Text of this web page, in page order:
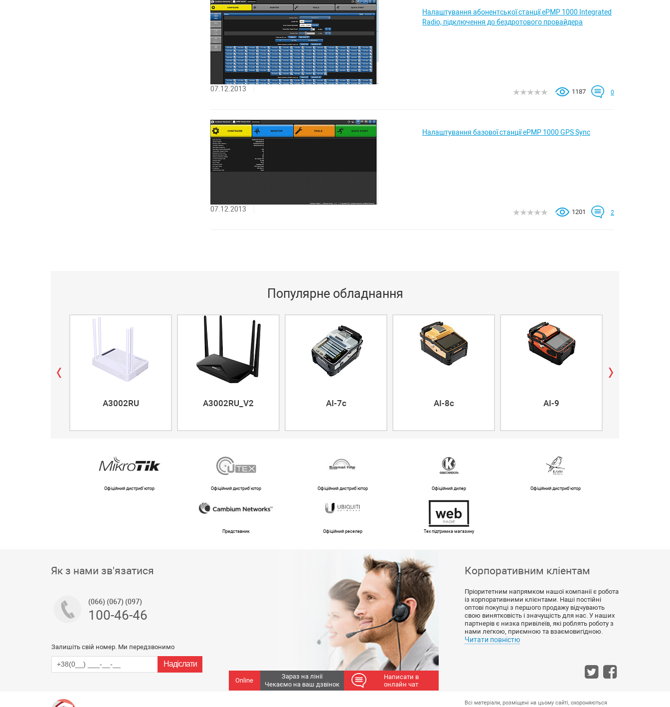
Налаштування абонентської станції ePMP 1000 Integrated
Radio, підключення до бездротового провайдера
07.12.2013 1187 0
Налаштування базової станції ePMP 1000 GPS Sync
07.12.2013 1201 2
Популярне обладнання
A3002RU A3002RU_V2 AI-7c AI-8c AI-9
Офіційний дистриб'ютор Офіційний дистриб'ютор Офіційний дистриб'ютор Офіційний дилер Офіційний дистриб'ютор
Представник Офіційний реселер Тех підтримка магазину
Як з нами зв'язатися
(066) (067) (097)
100-46-46
Залишіть свій номер. Ми передзвонимо
Корпоративним кліентам
Пріоритетним напрямком нашої компанії є робота
із корпоративними клієнтами. Наші постійні
оптові покупці з першого продажу відчувають
свою винятковість і значущість для нас. У наших
партнерів є низка привілеїв, які роблять роботу з
нами легкою, приємною та взаємовигідною.
Читати повністю
Online
Зараз на лінії
Чекаємо на ваш дзвінок
Написати в
онлайн чат
Всі матеріали, розміщені на цьому сайті, охороняються